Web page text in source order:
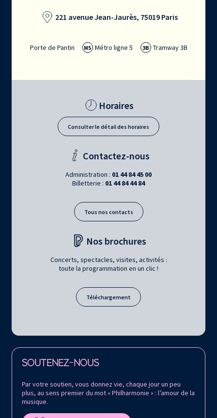
221 avenue Jean-Jaurès, 75019 Paris
Porte de Pantin M5 Métro ligne 5 3B Tramway 3B
Horaires
Consulter le détail des horaires
Contactez-nous
Administration : 01 44 84 45 00
Billetterie : 01 44 84 44 84
Tous nos contacts
Nos brochures
Concerts, spectacles, visites, activités :
toute la programmation en un clic !
Téléchargement
SOUTENEZ-NOUS
Par votre soutien, vous donnez vie, chaque jour un peu
plus, au sens premier du mot « Philharmonie » : l’amour de la
musique.
Retrouvez la Philharmonie de Paris sur